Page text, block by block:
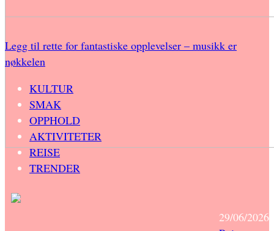
Legg til rette for fantastiske opplevelser – musikk er
nøkkelen
KULTUR
SMAK
OPPHOLD
AKTIVITETER
REISE
TRENDER
29/06/2026